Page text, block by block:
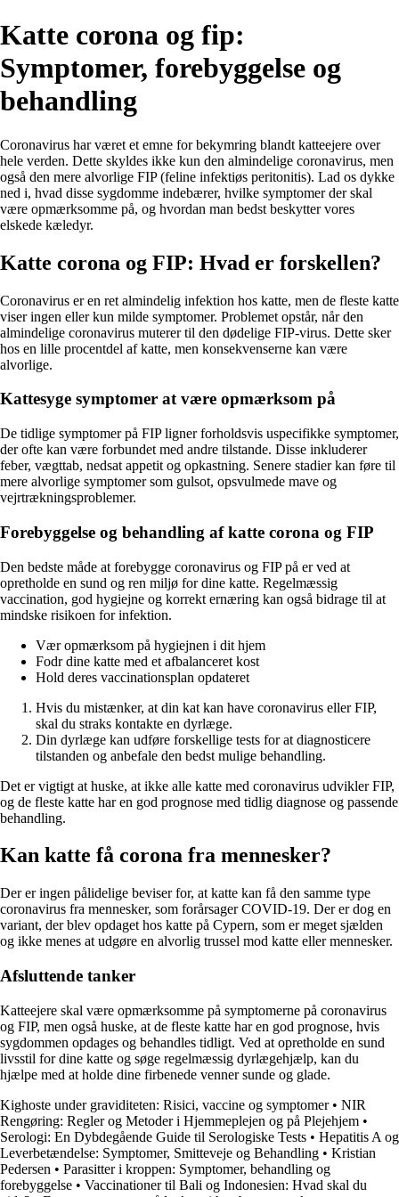
Katte corona og fip:
Symptomer, forebyggelse og
behandling
Coronavirus har været et emne for bekymring blandt katteejere over
hele verden. Dette skyldes ikke kun den almindelige coronavirus, men
også den mere alvorlige FIP (feline infektiøs peritonitis). Lad os dykke
ned i, hvad disse sygdomme indebærer, hvilke symptomer der skal
være opmærksomme på, og hvordan man bedst beskytter vores
elskede kæledyr.
Katte corona og FIP: Hvad er forskellen?
Coronavirus er en ret almindelig infektion hos katte, men de fleste katte
viser ingen eller kun milde symptomer. Problemet opstår, når den
almindelige coronavirus muterer til den dødelige FIP-virus. Dette sker
hos en lille procentdel af katte, men konsekvenserne kan være
alvorlige.
Kattesyge symptomer at være opmærksom på
De tidlige symptomer på FIP ligner forholdsvis uspecifikke symptomer,
der ofte kan være forbundet med andre tilstande. Disse inkluderer
feber, vægttab, nedsat appetit og opkastning. Senere stadier kan føre til
mere alvorlige symptomer som gulsot, opsvulmede mave og
vejrtrækningsproblemer.
Forebyggelse og behandling af katte corona og FIP
Den bedste måde at forebygge coronavirus og FIP på er ved at
opretholde en sund og ren miljø for dine katte. Regelmæssig
vaccination, god hygiejne og korrekt ernæring kan også bidrage til at
mindske risikoen for infektion.
Vær opmærksom på hygiejnen i dit hjem
Fodr dine katte med et afbalanceret kost
Hold deres vaccinationsplan opdateret
Hvis du mistænker, at din kat kan have coronavirus eller FIP,
skal du straks kontakte en dyrlæge.
Din dyrlæge kan udføre forskellige tests for at diagnosticere
tilstanden og anbefale den bedst mulige behandling.
Det er vigtigt at huske, at ikke alle katte med coronavirus udvikler FIP,
og de fleste katte har en god prognose med tidlig diagnose og passende
behandling.
Kan katte få corona fra mennesker?
Der er ingen pålidelige beviser for, at katte kan få den samme type
coronavirus fra mennesker, som forårsager COVID-19. Der er dog en
variant, der blev opdaget hos katte på Cypern, som er meget sjælden
og ikke menes at udgøre en alvorlig trussel mod katte eller mennesker.
Afsluttende tanker
Katteejere skal være opmærksomme på symptomerne på coronavirus
og FIP, men også huske, at de fleste katte har en god prognose, hvis
sygdommen opdages og behandles tidligt. Ved at opretholde en sund
livsstil for dine katte og søge regelmæssig dyrlægehjælp, kan du
hjælpe med at holde dine firbenede venner sunde og glade.
Kighoste under graviditeten: Risici, vaccine og symptomer• NIR
Rengøring: Regler og Metoder i Hjemmeplejen og på Plejehjem •
Serologi: En Dybdegående Guide til Serologiske Tests • Hepatitis A og
Leverbetændelse: Symptomer, Smitteveje og Behandling • Kristian
Pedersen • Parasitter i kroppen: Symptomer, behandling og
forebyggelse • Vaccinationer til Bali og Indonesien: Hvad skal du